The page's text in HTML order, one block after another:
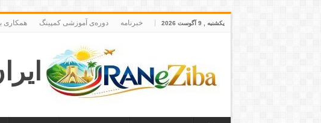
یکشنبه , 9 آگوست 2026 خبرنامه دوره‌ی آموزشی کمپینگ همکاری